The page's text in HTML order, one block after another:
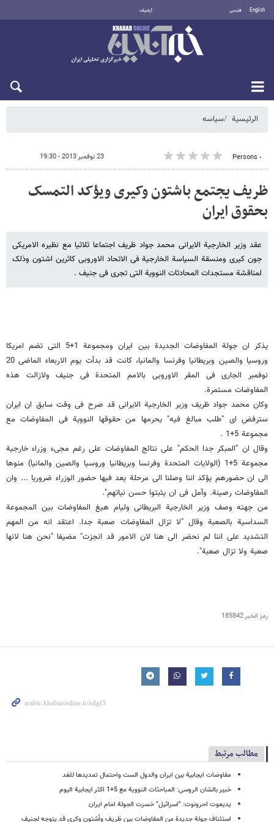
English فارسی أرشيف
الرئيسية سیاسه
٠ Persons 23 نوفمبر 2013 - 19:30
ظریف یجتمع باشتون وکیری ویؤکد التمسک
بحقوق ایران
عقد وزیر الخارجیة الایرانی محمد جواد ظریف اجتماعا ثلاثیا مع نظیره الامریکی
جون کیری ومنسقة السیاسة الخارجیة فی الاتحاد الاوروبی کاثرین اشتون وذلک
لمناقشة مستجدات المحادثات النوویة التی تجری فی جنیف .
یذکر ان جولة المفاوضات الجدیدة بین ایران ومجموعة 1+5 التی تضم امریکا
وروسیا والصین وبریطانیا وفرنسا والمانیا، کانت قد بدأت یوم الاربعاء الماضی 20
نوفمبر الجاری فی المقر الاوروبی بالامم المتحدة فی جنیف ولازالت هذه
المفاوضات مستمرة.
وکان محمد جواد ظریف وزیر الخارجیة الایرانی قد صرح فی وقت سابق ان ایران
سترفض ای "طلب مبالغ فیه" یحرمها من حقوقها النوویة فی المفاوضات مع
مجموعة 5+1 .
وقال ان "المبکر جدا الحکم" على نتائج المفاوضات على رغم مجیء وزراء خارجیة
مجموعة 5+1 (الولایات المتحدة وفرنسا وبریطانیا وروسیا والصین والمانیا) منوها
الى ان حضورهم یؤکد اننا وصلنا الى مرحلة یعد فیها حضور الوزراء ضروریا ... وان
المفاوضات رصینة. وآمل فی ان یثبتوا حسن نیاتهم".
من جهته وصف وزیر الخارجیة البریطانی ولیام هیغ المفاوضات بین المجموعة
السداسیة بالصعبة وقال "لا تزال المفاوضات صعبة جدا. اعتقد انه من المهم
التشدید على اننا لم نحضر الى هنا لان الامور قد انجزت" مضیفا "نحن هنا لانها
صعبة ولا تزال صعبة".
رمز الخبر185842
مطالب مرتبط
مفاوضات ایجابیة بین ایران والدول الست واحتمال تمدیدها للغد
خبیر بالشان الروسی: المباحثات النوویة مع 5+1 اکثر ایجابیة الیوم
یدیعوت احرونوت: "اسرائیل" خسرت الجولة امام ایران
استئناف جولة جدیدة من المفاوضات بین ظریف وأشتون وکری قد یتوجه لجنیف